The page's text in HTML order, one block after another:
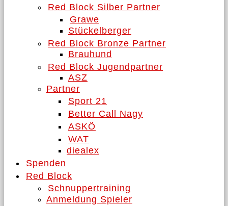
Red Block Silber Partner
Grawe
Stückelberger
Red Block Bronze Partner
Brauhund
Red Block Jugendpartner
ASZ
Partner
Sport 21
Better Call Nagy
ASKÖ
WAT
diealex
Spenden
Red Block
Schnuppertraining
Anmeldung Spieler